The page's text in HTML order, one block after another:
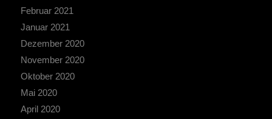
Februar 2021
Januar 2021
Dezember 2020
November 2020
Oktober 2020
Mai 2020
April 2020